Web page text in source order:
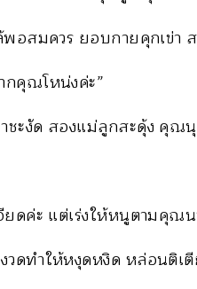
พอสมควร ยอบกายคุกเข่
กคุณโหน่งค่ะ”
ชะงัด สองแม่ลูกสะดุ้ง คุณ
ยดค่ะ แต่เร่งให้หนูตามคุณ
วดทำให้หงุดหงิด หล่อนติเ